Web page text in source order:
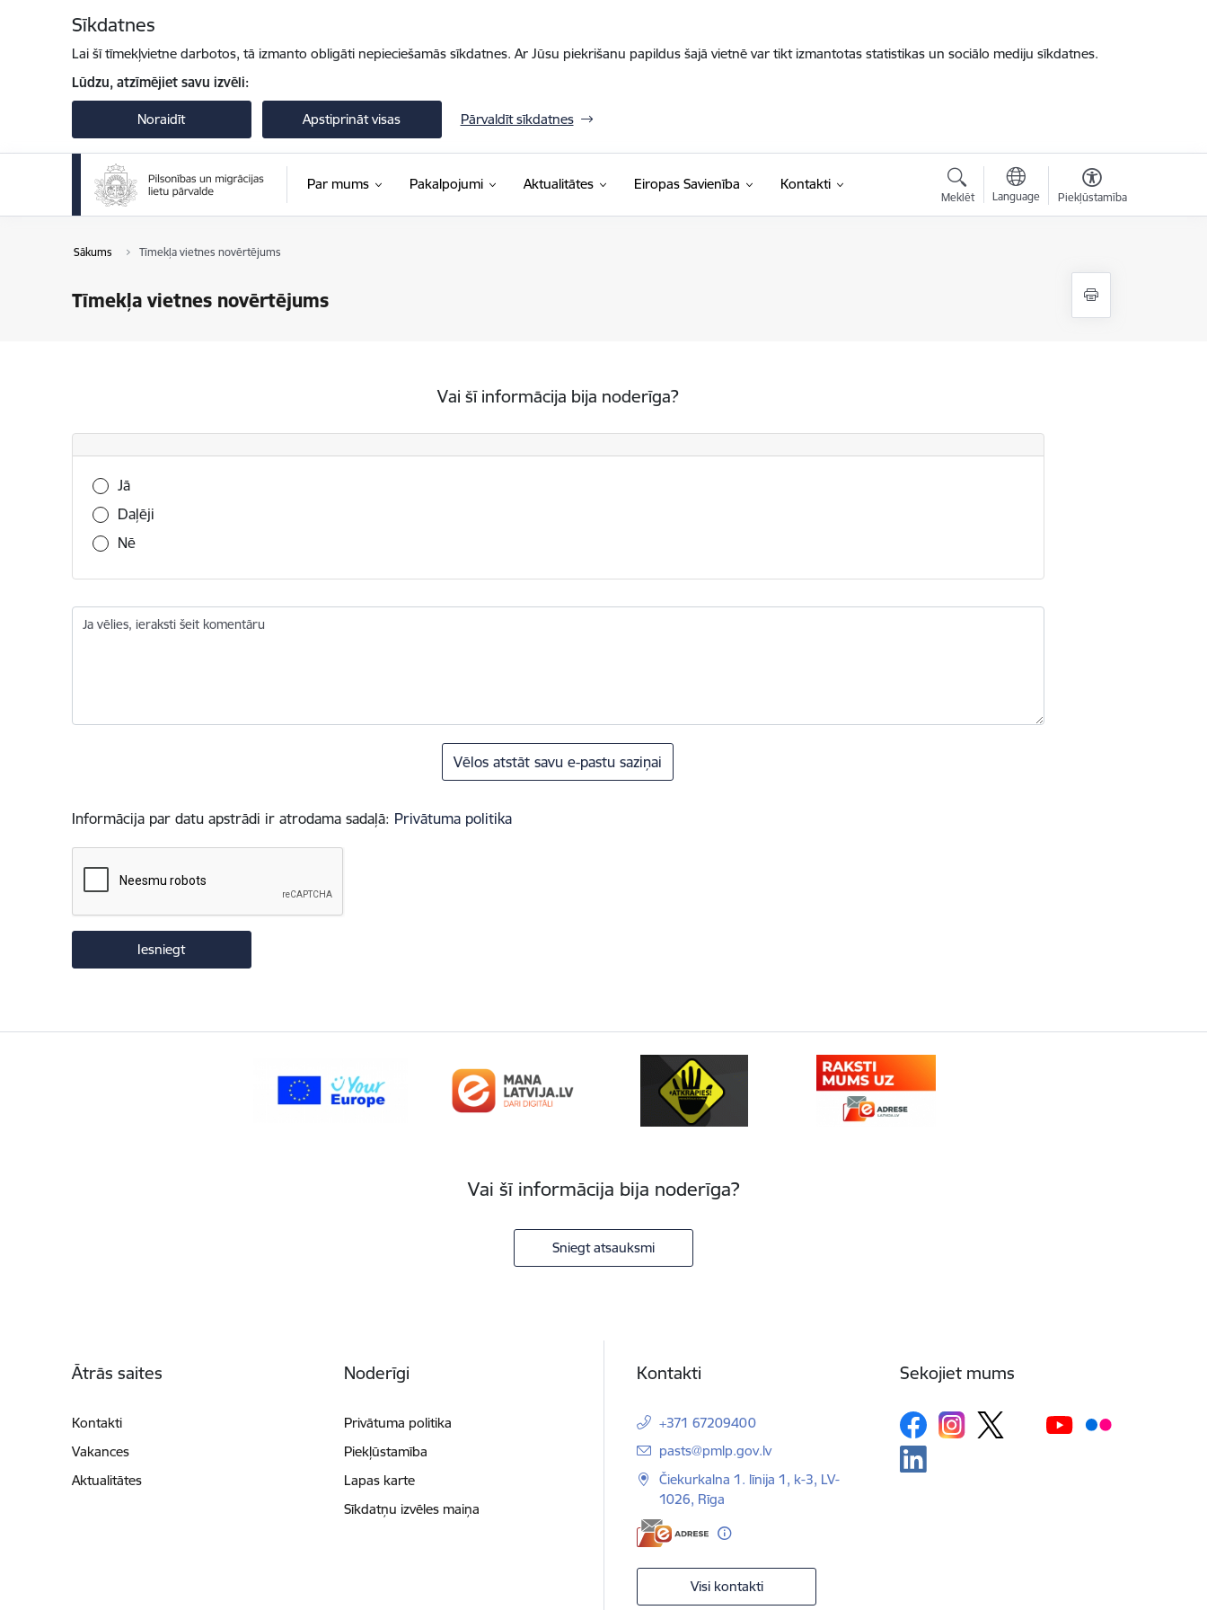
Sīkdatnes
Lai šī tīmekļvietne darbotos, tā izmanto obligāti nepieciešamās sīkdatnes. Ar Jūsu piekrišanu papildus šajā vietnē var tikt izmantotas statistikas un sociālo mediju sīkdatnes.
Lūdzu, atzīmējiet savu izvēli:
Noraidīt Apstiprināt visas Pārvaldīt sīkdatnes
Par mums Pakalpojumi Aktualitātes Eiropas Savienība Kontakti
Meklēt Language Piekļūstamība
Sākums Tīmekļa vietnes novērtējums
Tīmekļa vietnes novērtējums
Vai šī informācija bija noderīga?
Vai šī informācija bija noderīga?
Jā
Daļēji
Nē
Ja vēlies, ieraksti šeit komentāru
Vēlos atstāt savu e-pastu saziņai
Informācija par datu apstrādi ir atrodama sadaļā: Privātuma politika
Vai šī informācija bija noderīga?
Sniegt atsauksmi
Ātrās saites
Kontakti
Vakances
Aktualitātes
Noderīgi
Privātuma politika
Piekļūstamība
Lapas karte
Sīkdatņu izvēles maiņa
Kontakti
+371 67209400
E-pasts:
pasts@pmlp.gov.lv
Čiekurkalna 1. līnija 1, k-3, LV-
1026, Rīga
Visi kontakti
Sekojiet mums